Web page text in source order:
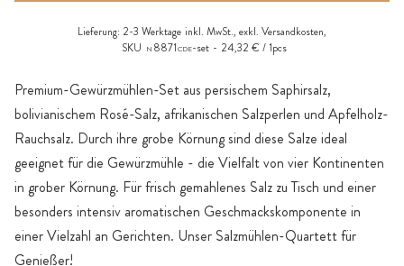
Premium-Gewürzmühlen-Set aus persischem Saphirsalz,
bolivianischem Rosé-Salz, afrikanischen Salzperlen und Apfelholz-
Rauchsalz. Durch ihre grobe Körnung sind diese Salze ideal
geeignet für die Gewürzmühle - die Vielfalt von vier Kontinenten
in grober Körnung. Für frisch gemahlenes Salz zu Tisch und einer
besonders intensiv aromatischen Geschmackskomponente in
einer Vielzahl an Gerichten. Unser Salzmühlen-Quartett für
Genießer!
Lieferung: 2-3 Werktage inkl. MwSt., exkl. Versandkosten,
SKU
N 8871CDE-set 24,32 € / 1pcs